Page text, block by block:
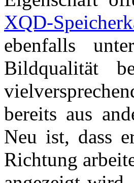
XQD-
ebenfalls
Bildqualität
bereits aus
Neu ist, dass
Richtung